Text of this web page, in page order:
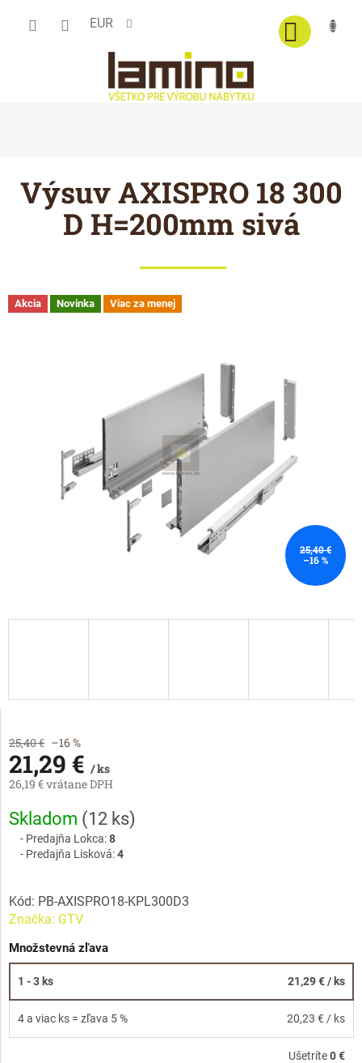
EUR
Výsuv AXISPRO 18 300
D H=200mm sivá
Akcia Novinka Viac za menej
25,40 €
–16 %
25,40 € –16 %
21,29 € / ks
26,19 € vrátane DPH
Jednotková
cena:
Skladom (12 ks)
Predajňa Lokca:8
Predajňa Lisková:4
Kód: PB-AXISPRO18-KPL300D3
Značka: GTV
Množstevná zľava
1 - 3 ks 21,29 €/ ks
4 a viac ks = zľava 5 % 20,23 € / ks
Ušetríte0 €